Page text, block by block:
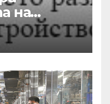
на
ще се